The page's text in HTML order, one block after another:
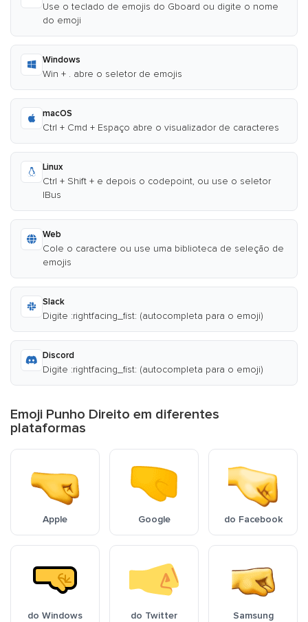
Use o teclado de emojis do Gboard ou digite o nome
do emoji
Windows
Win + . abre o seletor de emojis
macOS
Ctrl + Cmd + Espaço abre o visualizador de caracteres
Linux
Ctrl + Shift + e depois o codepoint, ou use o seletor
IBus
Web
Cole o caractere ou use uma biblioteca de seleção de
emojis
Slack
Digite :rightfacing_fist: (autocompleta para o emoji)
Discord
Digite :rightfacing_fist: (autocompleta para o emoji)
Emoji Punho Direito em diferentes
plataformas
Apple Google do Facebook
do Windows do Twitter Samsung